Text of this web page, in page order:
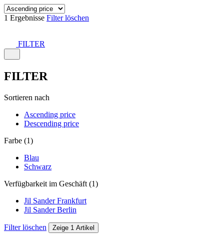
1 Ergebnisse Filter löschen
FILTER
FILTER
Sortieren nach
Ascending price
Descending price
Farbe (1)
Blau
Schwarz
Verfügbarkeit im Geschäft (1)
Jil Sander Frankfurt
Jil Sander Berlin
Filter löschen Zeige 1 Artikel